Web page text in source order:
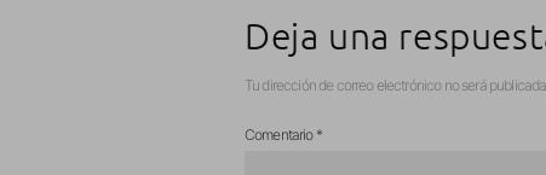
Deja una
Tu dirección de correo electrónico no será publicada.
Comentario *